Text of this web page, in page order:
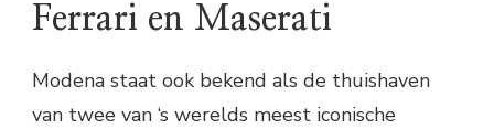
Ferrari en Maserati
Modena staat ook bekend als de thuishaven
van twee van ‘s werelds meest iconische